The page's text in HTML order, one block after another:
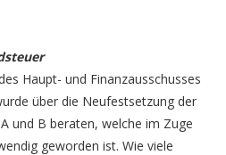
Haupt- und Finanzausschusses
über die Neufestsetzung der
und B beraten, welche im Zuge
geworden ist. Wie viele